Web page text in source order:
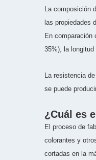
La composición
las propiedades
En comparación
35%), la
La resistencia
se puede
¿Cuál es
El proceso de
colorantes y
cortadas en la